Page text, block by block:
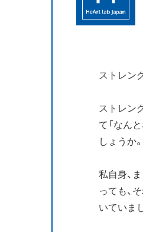
ストレン
ストレン
て「なん
しょうか。
私自身、
っても、
いていま